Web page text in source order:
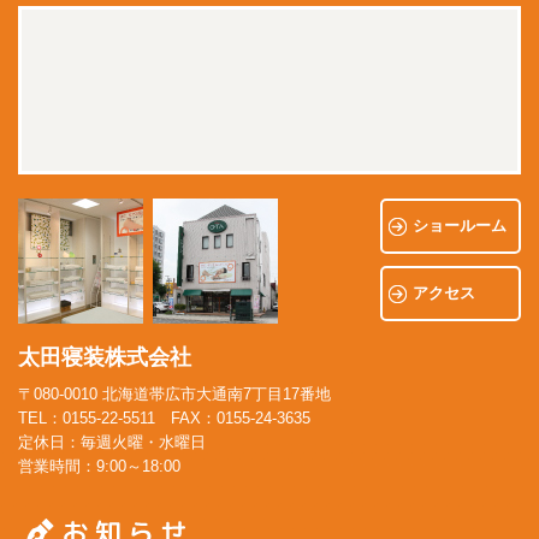
ショールーム
アクセス
太田寝装株式会社
〒080-0010 北海道帯広市大通南7丁目17番地
TEL：0155-22-5511 FAX：0155-24-3635
定休日：毎週火曜・水曜日
営業時間：9:00～18:00